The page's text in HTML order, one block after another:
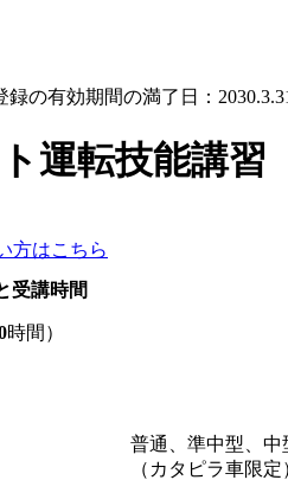
の有効期間の満了日：
運転技能講習
方はこちら
受講時間
時間）
普通、準中型、
（カタピラ車限